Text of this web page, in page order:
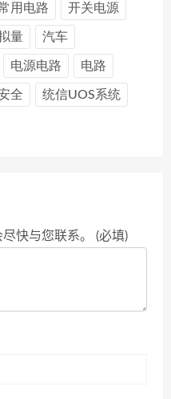
用电路 开关电源
量 汽车
电源电路 电路
全 统信UOS系统
快与您联系。 (必填)